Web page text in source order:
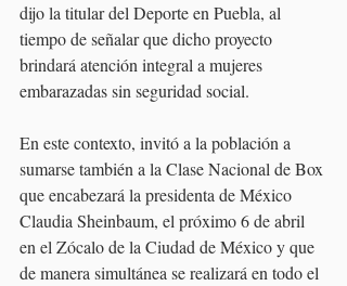
dijo la titular del Deporte en Puebla, al
tiempo de señalar que dicho proyecto
brindará atención integral a mujeres
embarazadas sin seguridad social.
En este contexto, invitó a la población a
sumarse también a la Clase Nacional de Box
que encabezará la presidenta de México
Claudia Sheinbaum, el próximo 6 de abril
en el Zócalo de la Ciudad de México y que
de manera simultánea se realizará en todo el